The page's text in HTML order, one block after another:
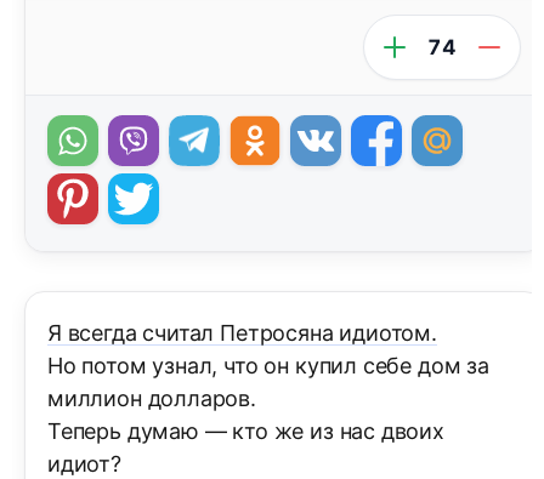
74
Я всегда считал Петросяна идиотом.
Но потом узнал, что он купил себе дом за
миллион долларов.
Теперь думаю — кто же из нас двоих
идиот?